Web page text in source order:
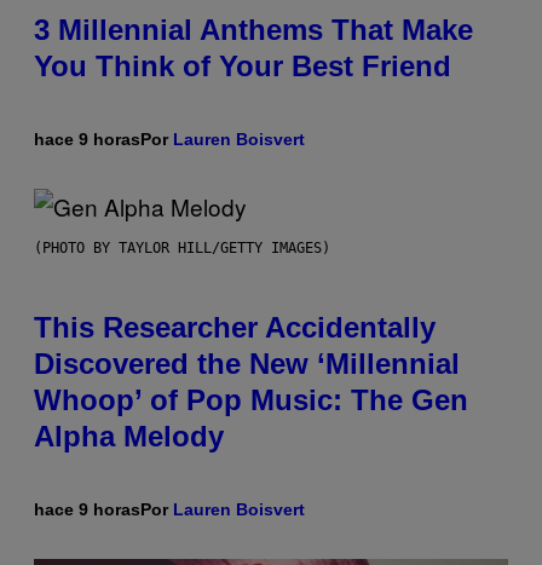
3 Millennial Anthems That Make
You Think of Your Best Friend
hace 9 horasPor Lauren Boisvert
(PHOTO BY TAYLOR HILL/GETTY IMAGES)
This Researcher Accidentally
Discovered the New ‘Millennial
Whoop’ of Pop Music: The Gen
Alpha Melody
hace 9 horasPor Lauren Boisvert